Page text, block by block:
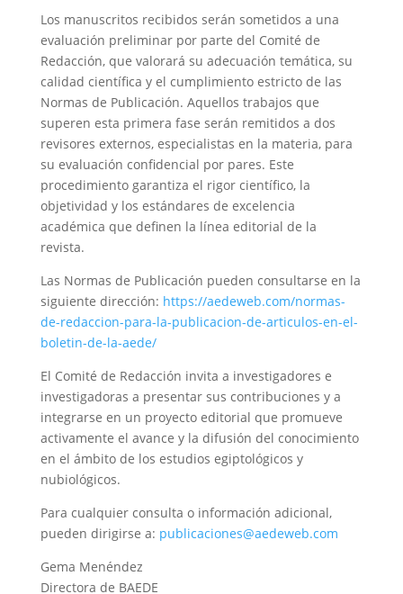
Los manuscritos recibidos serán sometidos a una
evaluación preliminar por parte del Comité de
Redacción, que valorará su adecuación temática, su
calidad científica y el cumplimiento estricto de las
Normas de Publicación. Aquellos trabajos que
superen esta primera fase serán remitidos a dos
revisores externos, especialistas en la materia, para
su evaluación confidencial por pares. Este
procedimiento garantiza el rigor científico, la
objetividad y los estándares de excelencia
académica que definen la línea editorial de la
revista.
Las Normas de Publicación pueden consultarse en la
siguiente dirección: https://aedeweb.com/normas-
de-redaccion-para-la-publicacion-de-articulos-en-el-
boletin-de-la-aede/
El Comité de Redacción invita a investigadores e
investigadoras a presentar sus contribuciones y a
integrarse en un proyecto editorial que promueve
activamente el avance y la difusión del conocimiento
en el ámbito de los estudios egiptológicos y
nubiológicos.
Para cualquier consulta o información adicional,
pueden dirigirse a: publicaciones@aedeweb.com
Gema Menéndez
Directora de BAEDE